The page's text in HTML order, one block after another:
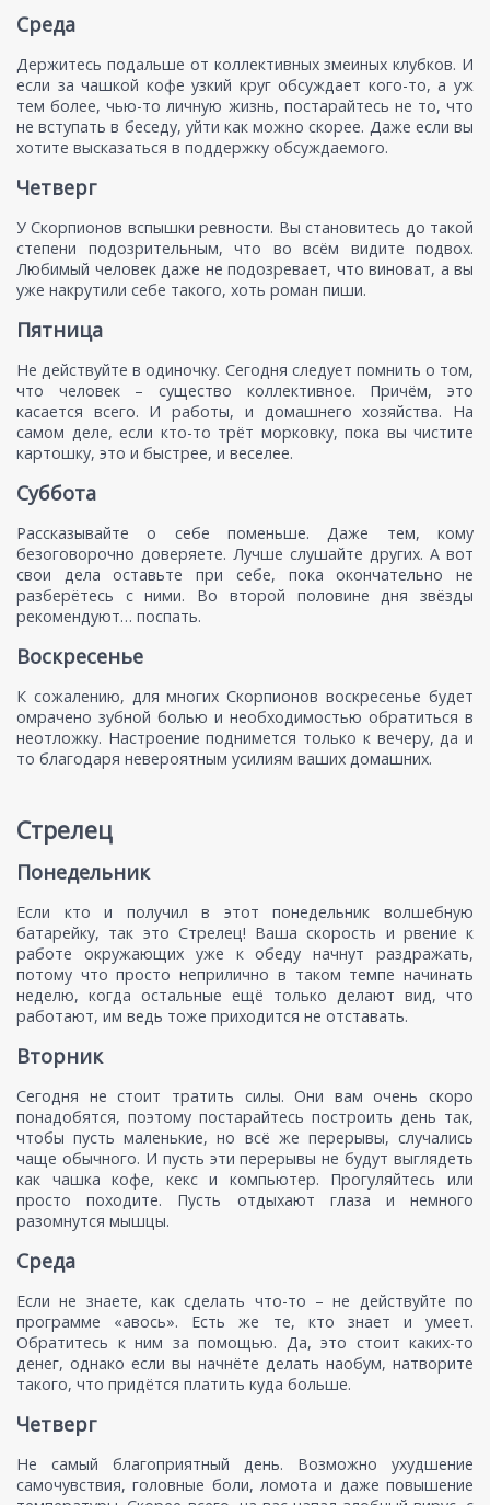
Среда
Держитесь подальше от коллективных змеиных клубков. И
если за чашкой кофе узкий круг обсуждает кого-то, а уж
тем более, чью-то личную жизнь, постарайтесь не то, что
не вступать в беседу, уйти как можно скорее. Даже если вы
хотите высказаться в поддержку обсуждаемого.
Четверг
У Скорпионов вспышки ревности. Вы становитесь до такой
степени подозрительным, что во всём видите подвох.
Любимый человек даже не подозревает, что виноват, а вы
уже накрутили себе такого, хоть роман пиши.
Пятница
Не действуйте в одиночку. Сегодня следует помнить о том,
что человек – существо коллективное. Причём, это
касается всего. И работы, и домашнего хозяйства. На
самом деле, если кто-то трёт морковку, пока вы чистите
картошку, это и быстрее, и веселее.
Суббота
Рассказывайте о себе поменьше. Даже тем, кому
безоговорочно доверяете. Лучше слушайте других. А вот
свои дела оставьте при себе, пока окончательно не
разберётесь с ними. Во второй половине дня звёзды
рекомендуют… поспать.
Воскресенье
К сожалению, для многих Скорпионов воскресенье будет
омрачено зубной болью и необходимостью обратиться в
неотложку. Настроение поднимется только к вечеру, да и
то благодаря невероятным усилиям ваших домашних.
Стрелец
Понедельник
Если кто и получил в этот понедельник волшебную
батарейку, так это Стрелец! Ваша скорость и рвение к
работе окружающих уже к обеду начнут раздражать,
потому что просто неприлично в таком темпе начинать
неделю, когда остальные ещё только делают вид, что
работают, им ведь тоже приходится не отставать.
Вторник
Сегодня не стоит тратить силы. Они вам очень скоро
понадобятся, поэтому постарайтесь построить день так,
чтобы пусть маленькие, но всё же перерывы, случались
чаще обычного. И пусть эти перерывы не будут выглядеть
как чашка кофе, кекс и компьютер. Прогуляйтесь или
просто походите. Пусть отдыхают глаза и немного
разомнутся мышцы.
Среда
Если не знаете, как сделать что-то – не действуйте по
программе «авось». Есть же те, кто знает и умеет.
Обратитесь к ним за помощью. Да, это стоит каких-то
денег, однако если вы начнёте делать наобум, натворите
такого, что придётся платить куда больше.
Четверг
Не самый благоприятный день. Возможно ухудшение
самочувствия, головные боли, ломота и даже повышение